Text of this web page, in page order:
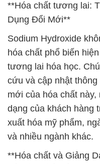
**Hóa chất tương lai:
Dụng Đổi Mới**
Sodium Hydroxide
hóa chất phổ biến
tương lai hóa học.
cứu và cập nhật
mới của hóa chất
dạng của khách hàng
xuất hóa mỹ phẩm,
và nhiều ngành khác.
**Hóa chất và Giảng